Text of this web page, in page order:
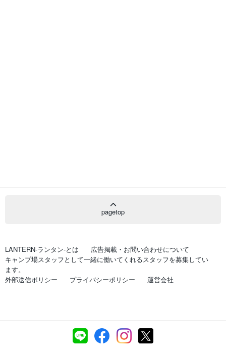
pagetop
LANTERN-ランタン-とは
広告掲載・お問い合わせについて
キャンプ場スタッフとして一緒に働いてくれるスタッフを募集してい
ます。
外部送信ポリシー
プライバシーポリシー 運営会社